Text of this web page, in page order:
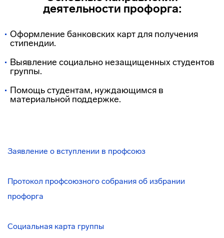
деятельности профорга:
Оформление банковских карт для получения
стипендии.
Выявление социально незащищенных студентов
группы.
Помощь студентам, нуждающимся в
материальной поддержке.
Заявление о вступлении в профсоюз
Протокол профсоюзного собрания об избрании
профорга
Социальная карта группы